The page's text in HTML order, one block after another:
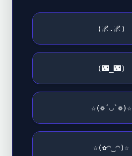
(🌌 . 🌌 )
(🌃_ 🌃)
☆(❁´◡`❁)☆
☆(✿◠‿◠)☆